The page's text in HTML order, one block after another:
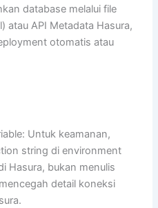
database melalui file
atau API Metadata Hasura,
otomatis atau
Untuk keamanan,
string di environment
Hasura, bukan menulis
detail koneksi